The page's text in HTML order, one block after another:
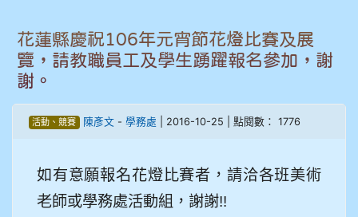
907張晏寧
908彭主豪
909林玉楓
花蓮縣慶祝106年元宵節花燈比賽及展
覽，請教職員工及學生踴躍報名參加，謝
謝。
活動、競賽 陳彥文- 學務處 | 2016-10-25 | 點閱數： 1776
如有意願報名花燈比賽者，請洽各班美術
老師或學務處活動組，謝謝!!